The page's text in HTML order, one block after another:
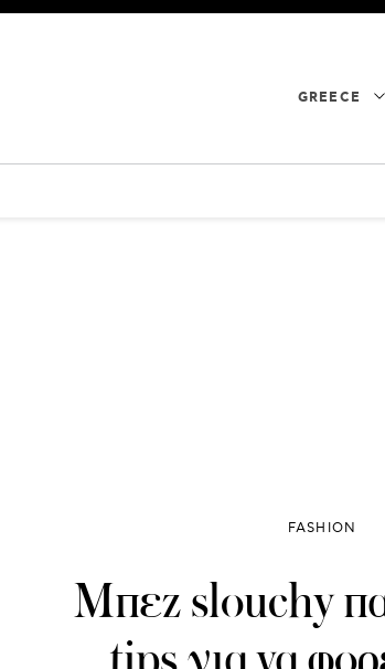
GREECE
FASHION
Μπεζ slouchy